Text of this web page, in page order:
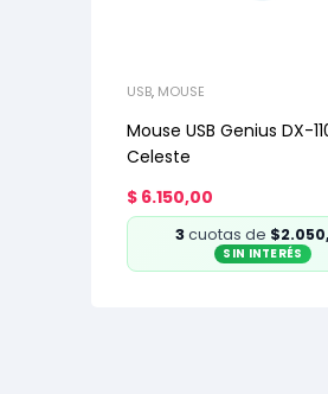
USB, MOUSE
Mouse USB Genius DX-
Celeste
$ 6.150,00
3cuotas de
SIN INTERÉS